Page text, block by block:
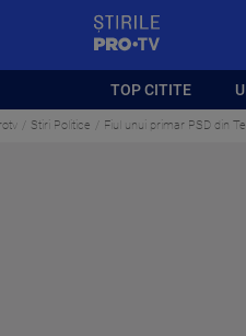
TOP CITITE
Stiri Politice Fiul unui primar PSD din